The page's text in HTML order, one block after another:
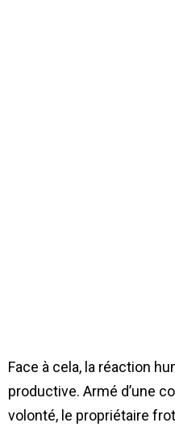
Face à cela, la réaction
productive. Armé d’une
volonté, le propriétaire